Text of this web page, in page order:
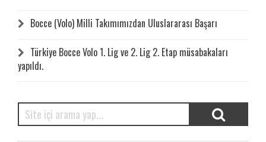
Bocce (Volo) Milli Takımımızdan Uluslararası Başarı
Türkiye Bocce Volo 1. Lig ve 2. Lig 2. Etap müsabakaları
yapıldı.